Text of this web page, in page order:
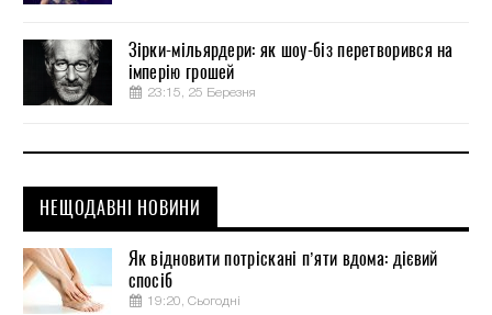
Зірки-мільярдери: як шоу-біз перетворився на
імперію грошей
23:15, 25 Березня
НЕЩОДАВНІ НОВИНИ
Як відновити потріскані п’яти вдома: дієвий
спосіб
19:20, Сьогодні